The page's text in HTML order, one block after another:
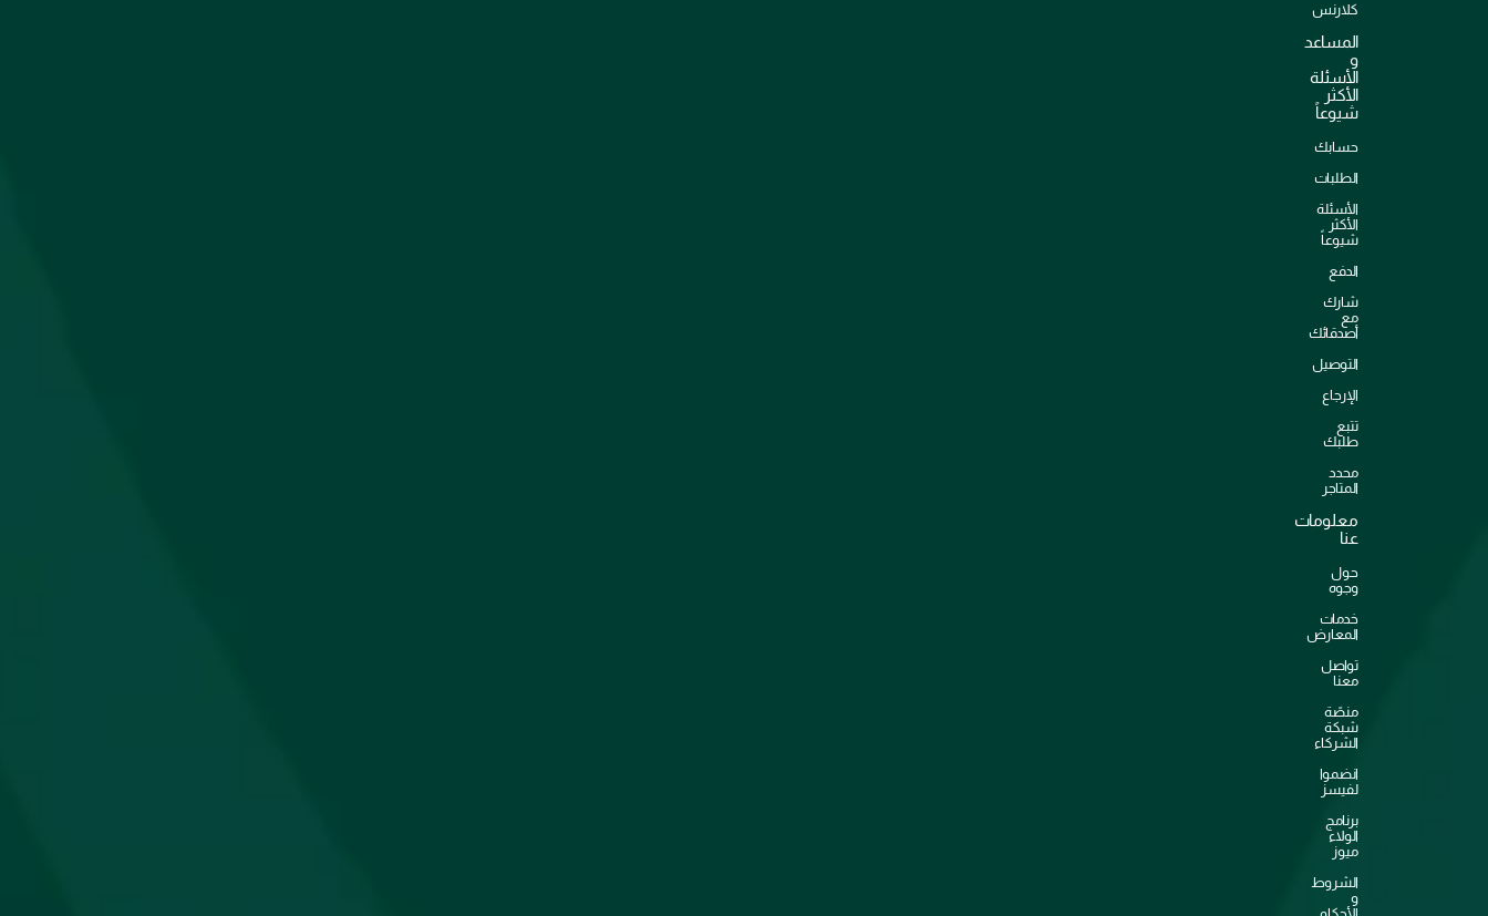
كلارنس
المساعد
و
الأسئلة
الأكثر
شيوعاً
حسابك
الطلبات
الأسئلة
الأكثر
شيوعاً
الدفع
شارك
مع
أصدقائك
التوصيل
الإرجاع
تتبع
طلبك
محدد
المتاجر
معلومات
عنا
حول
وجوه
خدمات
المعارض
تواصل
معنا
منصّة
شبكة
الشركاء
انضموا
لفيسز
برنامج
الولاء
ميوز
الشروط
و